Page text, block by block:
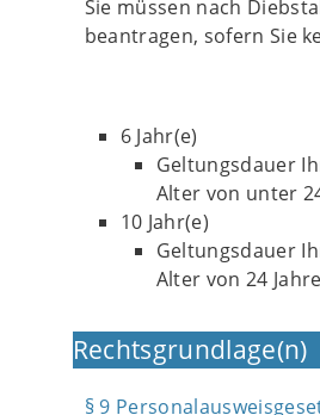
Sie müssen nach
beantragen, sofern Sie
6 Jahr(e)
Geltungsdauer
Alter von unter
10 Jahr(e)
Geltungsdauer
Alter von 24
Rechtsgrundlage(n)
§ 9